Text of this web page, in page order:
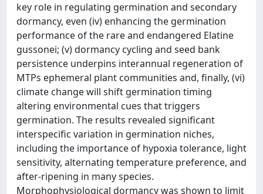
key role in regulating germination and secondary
dormancy, even (iv) enhancing the germination
performance of the rare and endangered Elatine
gussonei; (v) dormancy cycling and seed bank
persistence underpins interannual regeneration of
MTPs ephemeral plant communities and, finally, (vi)
climate change will shift germination timing
altering environmental cues that triggers
germination. The results revealed significant
interspecific variation in germination niches,
including the importance of hypoxia tolerance, light
sensitivity, alternating temperature preference, and
after-ripening in many species.
Morphophysiological dormancy was shown to limit